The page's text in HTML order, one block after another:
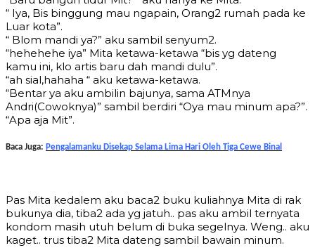
“ Iya, Bis binggung mau ngapain, Orang2 rumah pada ke
Luar kota”.
“ Blom mandi ya?” aku sambil senyum2.
“hehehehe iya” Mita ketawa-ketawa “bis yg dateng
kamu ini, klo artis baru dah mandi dulu”.
“ah sial,hahaha “ aku ketawa-ketawa.
“Bentar ya aku ambilin bajunya, sama ATMnya
Andri(Cowoknya)” sambil berdiri “Oya mau minum apa?”.
“Apa aja Mit”.
Baca Juga: Pengalamanku Disekap Selama Lima Hari Oleh Tiga Cewe Binal
Pas Mita kedalem aku baca2 buku kuliahnya Mita di rak
bukunya dia, tiba2 ada yg jatuh.. pas aku ambil ternyata
kondom masih utuh belum di buka segelnya. Weng.. aku
kaget.. trus tiba2 Mita dateng sambil bawain minum.